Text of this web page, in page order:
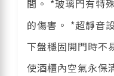
間。 *玻璃門有特
的傷害。 *超靜音
下盤穩固開門時不
使酒櫃內空氣永保